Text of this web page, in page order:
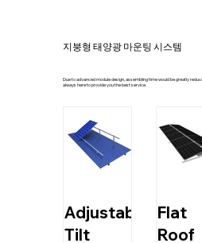
지붕형 태양광 마운팅 시스템
Due to advanced module design, assembling time would be greatly
always here to provide you the best service.
Adjustable
Tilt
Flat
Roof